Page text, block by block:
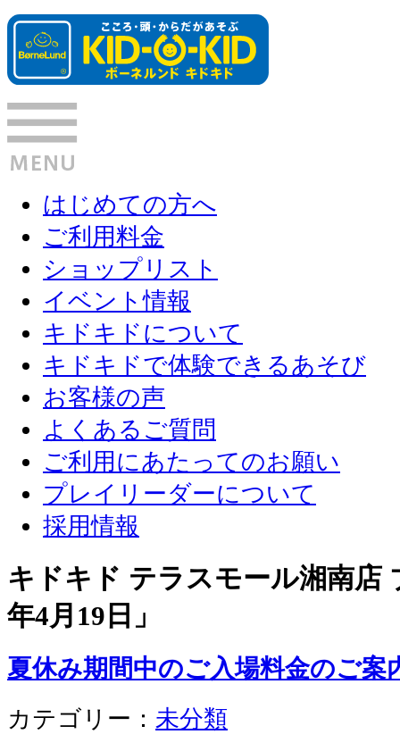
はじめての方へ
ご利用料金
ショップリスト
イベント情報
キドキドについて
キドキドで体験できるあそび
お客様の声
よくあるご質問
ご利用にあたってのお願い
プレイリーダーについて
採用情報
キドキド テラスモール湘南
年4月19日 」
夏休み期間中のご入場料金のご案
カテゴリー： 未分類